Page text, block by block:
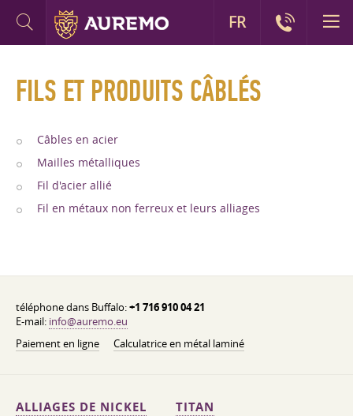
FILS ET PRODUITS CÂBLÉS
Câbles en acier
Mailles métalliques
Fil d'acier allié
Fil en métaux non ferreux et leurs alliages
téléphone dans Buffalo:+1 716 910 04 21
E-mail: info@auremo.eu
Paiement en ligne
Calculatrice en métal laminé
ALLIAGES DE NICKEL TITAN
FR